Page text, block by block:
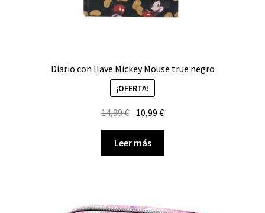
Diario con llave Mickey Mouse true negro
¡OFERTA!
14,99€ El
original
era:
10,99€El
es:
Leer más